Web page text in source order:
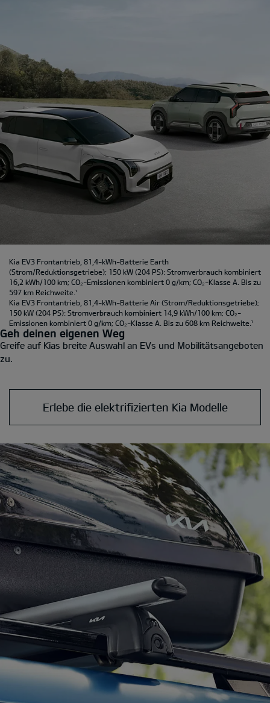
Kia EV3 Frontantrieb, 81,4-kWh-Batterie Earth
(Strom/Reduktionsgetriebe); 150 kW (204 PS): Stromverbrauch kombiniert
16,2 kWh/100 km; CO₂-Emissionen kombiniert 0 g/km; CO₂-Klasse A. Bis zu
597 km Reichweite. ¹
Kia EV3 Frontantrieb, 81,4-kWh-Batterie Air (Strom/Reduktionsgetriebe);
150 kW (204 PS): Stromverbrauch kombiniert 14,9 kWh/100 km; CO₂-
Emissionen kombiniert 0 g/km; CO₂-Klasse A. Bis zu 608 km Reichweite. ¹
Geh deinen eigenen Weg
Greife auf Kias breite Auswahl an EVs und Mobilitätsangeboten
zu.
Erlebe die elektrifizierten Kia Modelle